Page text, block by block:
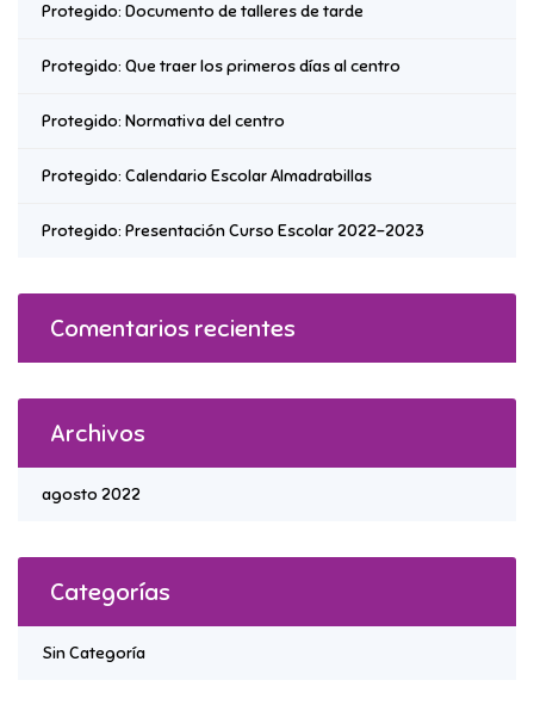
Protegido: Documento de talleres de tarde
Protegido: Que traer los primeros días al centro
Protegido: Normativa del centro
Protegido: Calendario Escolar Almadrabillas
Protegido: Presentación Curso Escolar 2022-2023
Comentarios recientes
Archivos
agosto 2022
Categorías
Sin Categoría